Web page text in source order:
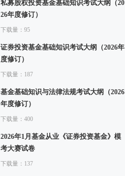
私募股权投资基金基础知识考试大纲（20
26年度修订）
下载量：95
证券投资基金基础知识考试大纲（2026年
度修订）
下载量：187
基金基础知识与法律法规考试大纲（2026
年度修订）
下载量：400
2026年1月基金从业《证券投资基金》模
考大赛试卷
下载量：137